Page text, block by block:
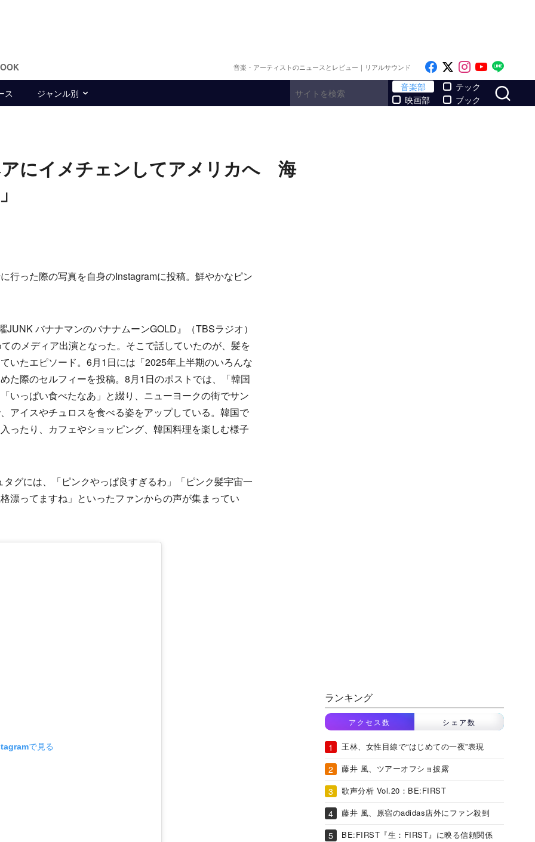
音楽・アーティストのニュースとレビュー｜リアルサウンド Like on Facebook
Follow on x
Follow on
Follow
ス ジャンル別
音楽部
映画部
テック
ブック
にイメチェンしてアメリカへ 海
った際の写真を自身のInstagramに投稿。鮮やかなピン
バナナマンのバナナムーンGOLD』（TBSラジオ）
のメディア出演となった。そこで話していたのが、髪を
いたエピソード。6月1日には「2025年上半期のいろんな
た際のセルフィーを投稿。8月1日のポストでは、「韓国
いっぱい食べたなあ」と綴り、ニューヨークの街でサン
アイスやチュロスを食べる姿をアップしている。韓国で
ったり、カフェやショッピング、韓国料理を楽しむ様子
グには、「ピンクやっぱ良すぎるわ」「ピンク髪宇宙一
漂ってますね」といったファンからの声が集まってい
で見る
ランキング
アクセス数 シェア数
王林、女性目線で“はじめての一夜”表現
藤井 風、ツアーオフショ披露
歌声分析 Vol.20：BE:FIRST
藤井 風、原宿のadidas店外にファン殺到
BE:FIRST『生：FIRST』に映る信頼関係